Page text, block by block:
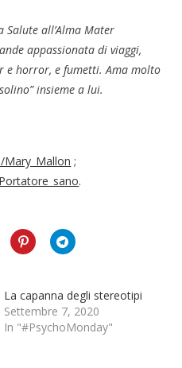
all’Alma Mater
appassionata di viaggi,
horror, e fumetti. Ama molto
insieme a lui.
;
.
La capanna degli stereotipi
Settembre 7, 2020
In "#PsychoMonday"